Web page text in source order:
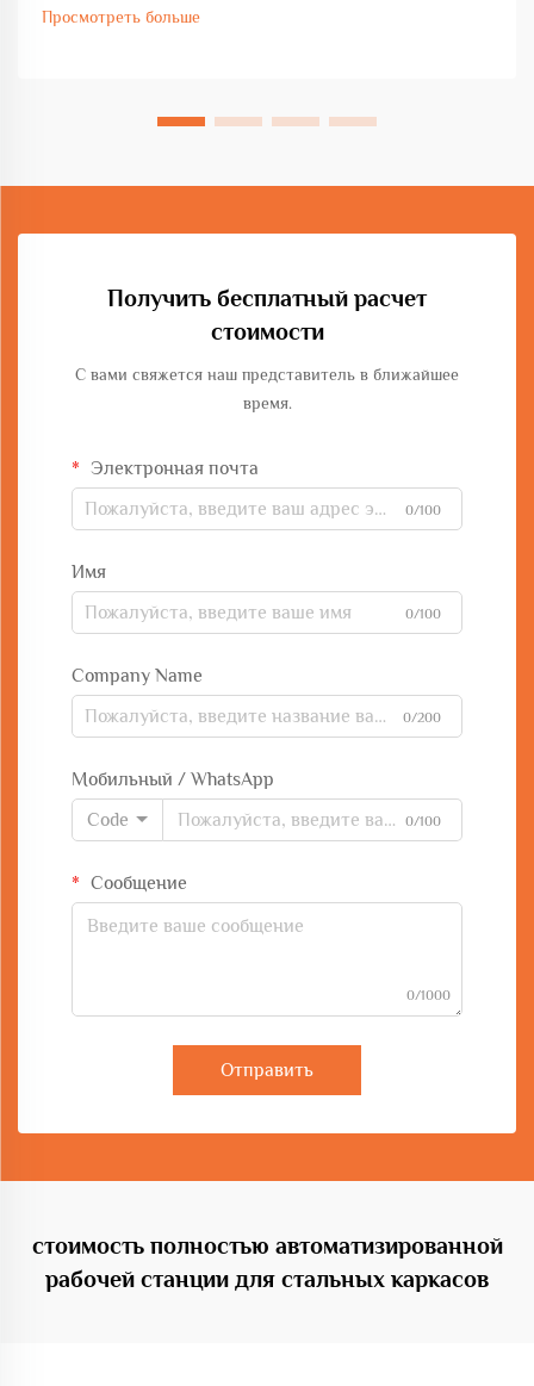
Крупногабаритный гибочный станок представляет собой
Просмотреть больше
Получить бесплатный расчет
стоимости
С вами свяжется наш представитель в ближайшее
время.
Электронная почта
0/100
Имя
0/100
Company Name
0/200
Мобильный / WhatsApp
Code
0/100
Сообщение
0/1000
Отправить
стоимость полностью автоматизированной
рабочей станции для стальных каркасов